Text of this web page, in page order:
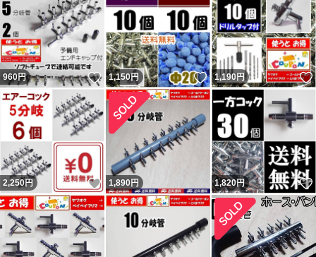
960円 いいね！
1,150円 いいね！
1,190 円
2,250円 いいね！
1,890円 1,820円